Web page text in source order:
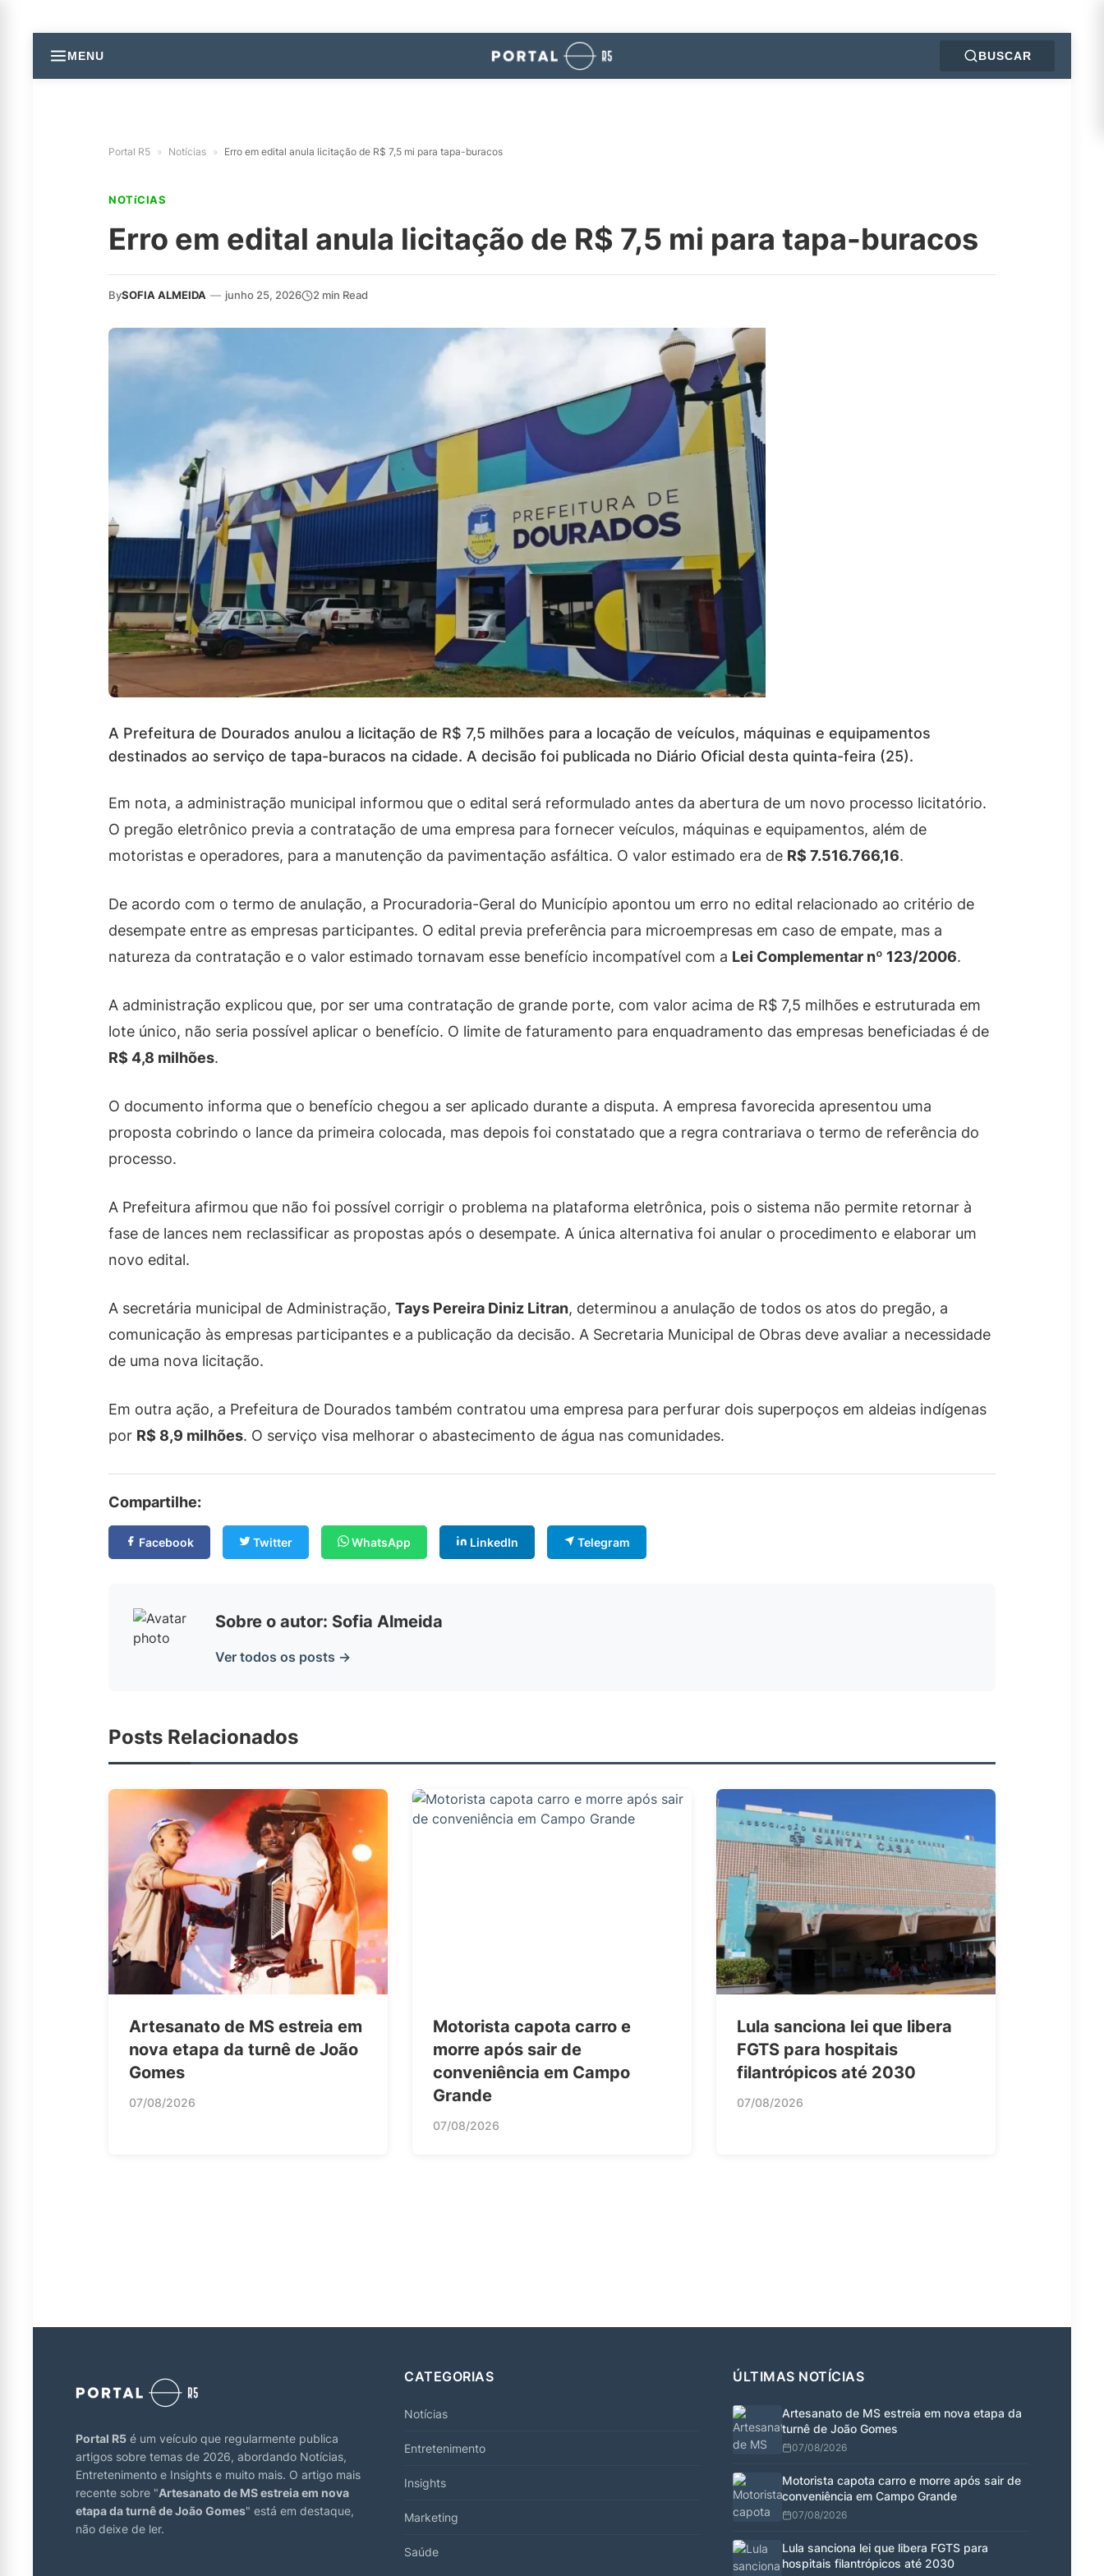
MENU BUSCAR
Portal R5 » Notícias » Erro em edital anula licitação de R$ 7,5 mi para tapa-buracos
NOTíCIAS
Erro em edital anula licitação de R$ 7,5 mi para tapa-buracos
BySOFIA ALMEIDA — junho 25, 2026 2 min Read
A Prefeitura de Dourados anulou a licitação de R$ 7,5 milhões para a locação de veículos, máquinas e equipamentos
destinados ao serviço de tapa-buracos na cidade. A decisão foi publicada no Diário Oficial desta quinta-feira (25).
Em nota, a administração municipal informou que o edital será reformulado antes da abertura de um novo processo licitatório.
O pregão eletrônico previa a contratação de uma empresa para fornecer veículos, máquinas e equipamentos, além de
motoristas e operadores, para a manutenção da pavimentação asfáltica. O valor estimado era de R$ 7.516.766,16.
De acordo com o termo de anulação, a Procuradoria-Geral do Município apontou um erro no edital relacionado ao critério de
desempate entre as empresas participantes. O edital previa preferência para microempresas em caso de empate, mas a
natureza da contratação e o valor estimado tornavam esse benefício incompatível com a Lei Complementar nº 123/2006.
A administração explicou que, por ser uma contratação de grande porte, com valor acima de R$ 7,5 milhões e estruturada em
lote único, não seria possível aplicar o benefício. O limite de faturamento para enquadramento das empresas beneficiadas é de
R$ 4,8 milhões.
O documento informa que o benefício chegou a ser aplicado durante a disputa. A empresa favorecida apresentou uma
proposta cobrindo o lance da primeira colocada, mas depois foi constatado que a regra contrariava o termo de referência do
processo.
A Prefeitura afirmou que não foi possível corrigir o problema na plataforma eletrônica, pois o sistema não permite retornar à
fase de lances nem reclassificar as propostas após o desempate. A única alternativa foi anular o procedimento e elaborar um
novo edital.
A secretária municipal de Administração, Tays Pereira Diniz Litran, determinou a anulação de todos os atos do pregão, a
comunicação às empresas participantes e a publicação da decisão. A Secretaria Municipal de Obras deve avaliar a necessidade
de uma nova licitação.
Em outra ação, a Prefeitura de Dourados também contratou uma empresa para perfurar dois superpoços em aldeias indígenas
por R$ 8,9 milhões. O serviço visa melhorar o abastecimento de água nas comunidades.
Compartilhe:
Facebook Twitter WhatsApp LinkedIn Telegram
Sobre o autor: Sofia Almeida
Ver todos os posts →
Posts Relacionados
Artesanato de MS estreia em
nova etapa da turnê de João
Gomes
07/08/2026
Motorista capota carro e
morre após sair de
conveniência em Campo
Grande
07/08/2026
Lula sanciona lei que libera
FGTS para hospitais
filantrópicos até 2030
07/08/2026
Portal R5 é um veículo que regularmente publica
artigos sobre temas de 2026, abordando Notícias,
Entretenimento e Insights e muito mais. O artigo mais
recente sobre "Artesanato de MS estreia em nova
etapa da turnê de João Gomes" está em destaque,
não deixe de ler.
CATEGORIAS
Notícias
Entretenimento
Insights
Marketing
Saúde
ÚLTIMAS NOTÍCIAS
Artesanato de MS estreia em nova etapa da
turnê de João Gomes
07/08/2026
Motorista capota carro e morre após sair de
conveniência em Campo Grande
07/08/2026
Lula sanciona lei que libera FGTS para
hospitais filantrópicos até 2030